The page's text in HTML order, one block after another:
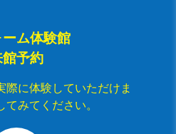
ーム体験館
予約
際に体験していただけま
みてください。